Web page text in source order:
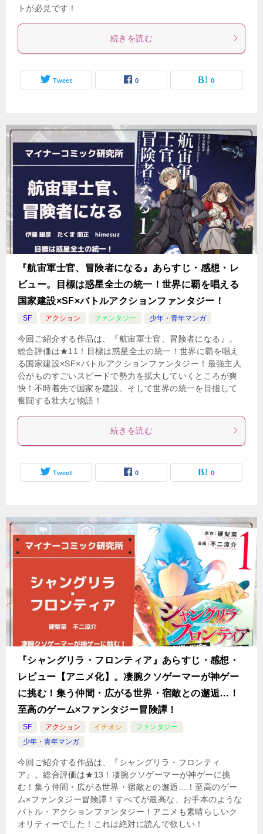
トが必見です！
続きを読む
Tweet 0 0
『航宙軍士官、冒険者になる』あらすじ・感想・レ
ビュー。目標は惑星全土の統一！世界に覇を唱える
国家建設×SF×バトルアクションファンタジー！
SF アクション ファンタジー 少年・青年マンガ
今回ご紹介する作品は、『航宙軍士官、冒険者になる』。
総合評価は★11！目標は惑星全土の統一！世界に覇を唱え
る国家建設×SF×バトルアクションファンタジー！最強主人
公がものすごいスピードで勢力を拡大していくところが爽
快！不時着先で国家を建設、そして世界の統一を目指して
奮闘する壮大な物語！
続きを読む
Tweet 0 0
『シャングリラ・フロンティア』あらすじ・感想・
レビュー【アニメ化】。凄腕クソゲーマーが神ゲー
に挑む！集う仲間・広がる世界・宿敵との邂逅…！
至高のゲーム×ファンタジー冒険譚！
SF アクション イチオシ
ファンタジー
少年・青年マンガ
今回ご紹介する作品は、『シャングリラ・フロンティ
ア』。総合評価は★13！凄腕クソゲーマーが神ゲーに挑
む！集う仲間・広がる世界・宿敵との邂逅…！至高のゲー
ム×ファンタジー冒険譚！すべてが最高な、お手本のような
バトル・アクションファンタジー！アニメも素晴らしいク
オリティーでした！これは絶対に読んで欲しい！